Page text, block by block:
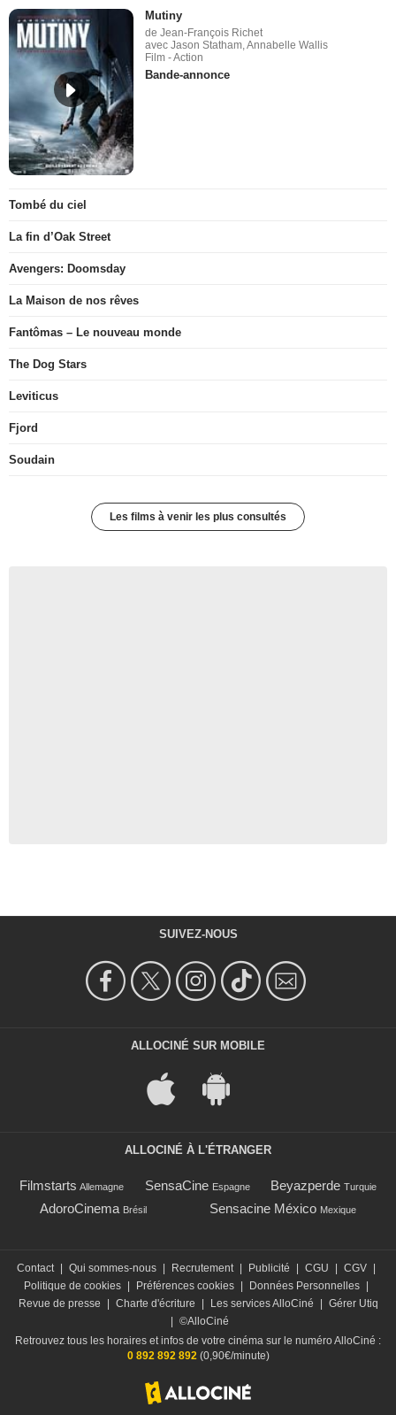
Mutiny
de Jean-François Richet
avec Jason Statham, Annabelle Wallis
Film - Action
Bande-annonce
Tombé du ciel
La fin d’Oak Street
Avengers: Doomsday
La Maison de nos rêves
Fantômas – Le nouveau monde
The Dog Stars
Leviticus
Fjord
Soudain
Les films à venir les plus consultés
SUIVEZ-NOUS
ALLOCINÉ SUR MOBILE
ALLOCINÉ À L'ÉTRANGER
Filmstarts Allemagne SensaCine Espagne Beyazperde Turquie
AdoroCinema Brésil Sensacine México Mexique
Contact Qui sommes-nous Recrutement Publicité CGU CGV
Politique de cookies
Préférences cookies Données Personnelles
Revue de presse
Charte d'écriture Les services AlloCiné
Gérer Utiq
©AlloCiné
Retrouvez tous les horaires et infos de votre cinéma sur le numéro AlloCiné :
0 892 892 892(0,90€/minute)